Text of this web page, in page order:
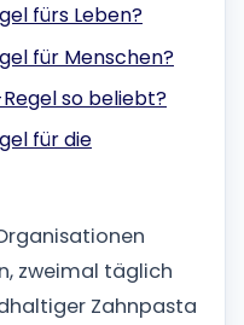
fürs Leben?
für Menschen?
so beliebt?
für die
zweimal täglich
Zahnpasta